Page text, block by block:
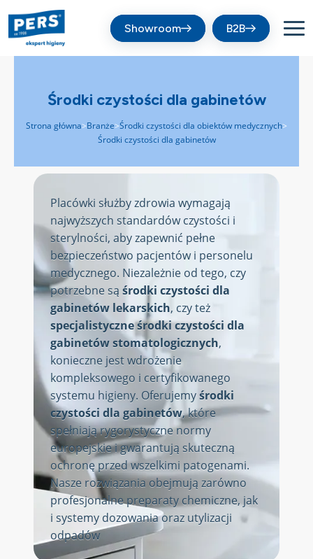
Showroom B2B
Środki czystości dla gabinetów
Strona główna>Branże>Środki czystości dla obiektów medycznych>
Środki czystości dla gabinetów
Placówki służby zdrowia wymagają
najwyższych standardów czystości i
sterylności, aby zapewnić pełne
bezpieczeństwo pacjentów i personelu
medycznego. Niezależnie od tego, czy
potrzebne sąśrodki czystości dla
gabinetów lekarskich, czy też
specjalistyczne środki czystości dla
gabinetów stomatologicznych,
konieczne jest wdrożenie
kompleksowego i certyfikowanego
systemu higieny. Oferujemyśrodki
czystości dla gabinetów, które
spełniają rygorystyczne normy
europejskie i gwarantują skuteczną
ochronę przed wszelkimi patogenami.
Nasze rozwiązania obejmują zarówno
profesjonalne preparaty chemiczne, jak
i systemy dozowania oraz utylizacji
odpadów